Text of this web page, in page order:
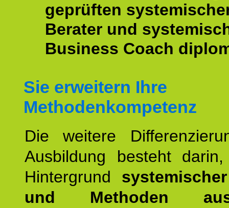
geprüften
Berater und
Business Coach
Sie erweitern Ihre
Methodenkompetenz
Die weitere
Ausbildung besteht
Hintergrund
und Methoden